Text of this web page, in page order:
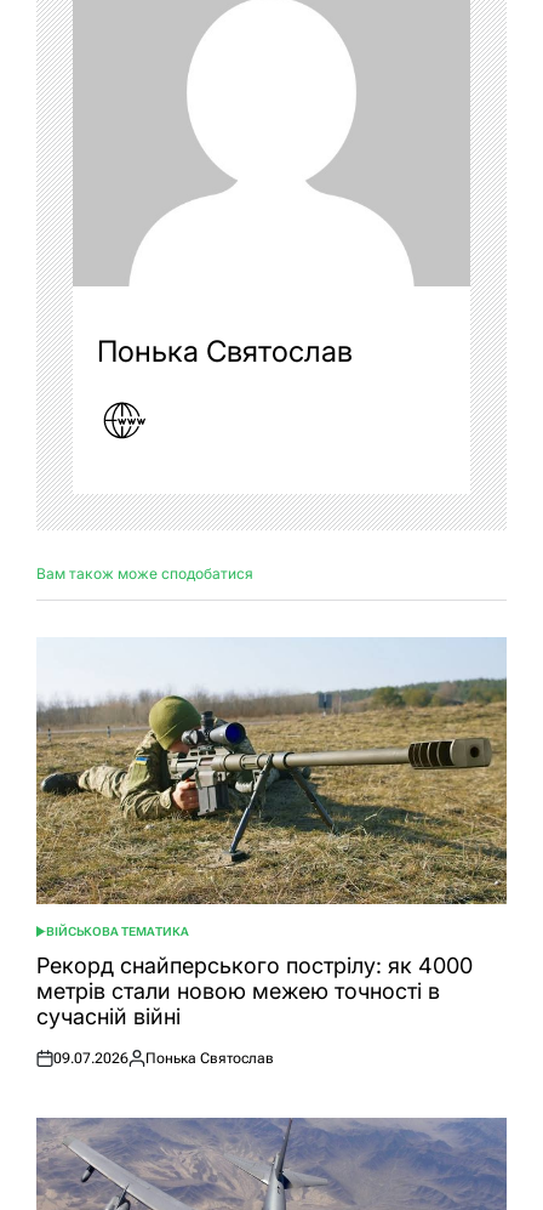
Понька Святослав
Вам також може сподобатися
ОПУБЛІКУВАТИ
У
ВІЙСЬКОВА ТЕМАТИКА
Рекорд снайперського пострілу: як 4000
метрів стали новою межею точності в
сучасній війні
Оприлюднено
09.07.2026
Опубліковано
Понька Святослав